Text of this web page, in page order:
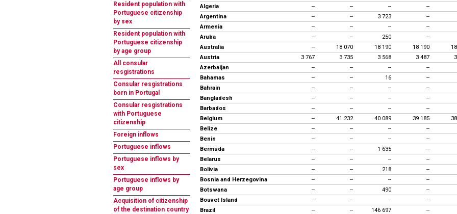
Resident population with
Portuguese citizenship
by sex
Resident population with
Portuguese citizenship
by age group
All consular
resgistrations
Consular resgistrations
born in Portugal
Consular resgistrations
with Portuguese
citizenship
Foreign inflows
Portuguese inflows
Portuguese inflows by
sex
Portuguese inflows by
age group
Acquisition of citizenship
of the destination country
Algeria
-- -- -- --
Argentina
-- -- 3 723 --
Armenia
-- -- -- --
Aruba
-- -- 250 --
Australia
-- 18 070 18 190 18 190
Austria
3 767 3 735 3 568 3 487
Azerbaijan
-- -- -- --
Bahamas
-- -- 16 --
Bahrain
-- -- -- --
Bangladesh
-- -- -- --
Barbados
-- -- -- --
Belgium
-- 41 232 40 089 39 185
Belize
-- -- -- --
Benin
-- -- -- --
Bermuda
-- -- 1 635 --
Belarus
-- -- -- --
Bolivia
-- -- 218 --
Bosnia and Herzegovina
-- -- -- --
Botswana
-- -- 490 --
Bouvet Island
-- -- -- --
Brazil
-- -- 146 697 --